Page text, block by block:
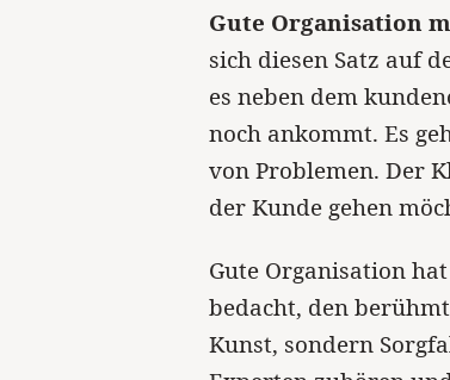
Gute Organisation
sich diesen Satz auf
es neben dem
noch ankommt. Es
von Problemen. Der
der Kunde gehen
Gute Organisation
bedacht, den
Kunst, sondern